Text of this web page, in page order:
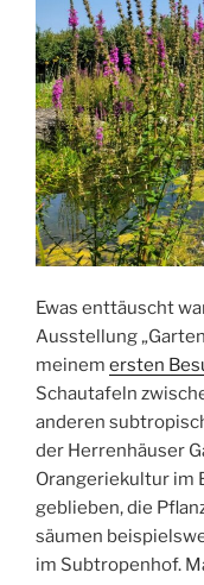
Ewas enttäuscht
Ausstellung
meinem ersten
Schautafeln
anderen
der Herrenhäuser
Orangeriekultur im
geblieben, die
säumen
im Subtropenhof.